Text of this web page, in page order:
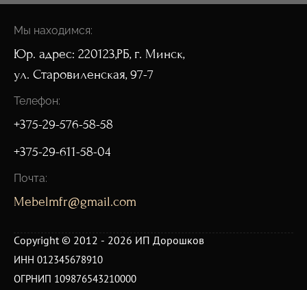
Мы находимся:
Юр. адрес: 220123,РБ, г. Минск,
ул. Старовиленская, 97-7
Телефон:
+375-29-576-58-58
+375-29-611-58-04
Почта:
Mebelmfr@gmail.com
Copyright © 2012 - 2026 ИП Дорошков
ИНН 012345678910
ОГРНИП 109876543210000